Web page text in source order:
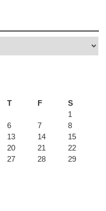
T F
S
1
6 7
8
13 14
15
20 21
22
27 28
29